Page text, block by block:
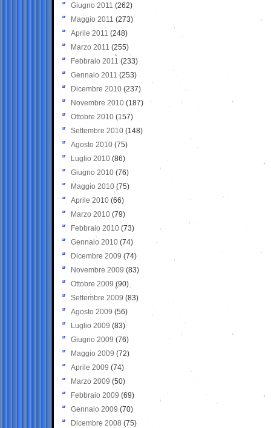
Giugno 2011 (262)
Maggio 2011 (273)
Aprile 2011 (248)
Marzo 2011 (255)
Febbraio 2011 (233)
Gennaio 2011 (253)
Dicembre 2010 (237)
Novembre 2010 (187)
Ottobre 2010 (157)
Settembre 2010 (148)
Agosto 2010 (75)
Luglio 2010 (86)
Giugno 2010 (76)
Maggio 2010 (75)
Aprile 2010 (66)
Marzo 2010 (79)
Febbraio 2010 (73)
Gennaio 2010 (74)
Dicembre 2009 (74)
Novembre 2009 (83)
Ottobre 2009 (90)
Settembre 2009 (83)
Agosto 2009 (56)
Luglio 2009 (83)
Giugno 2009 (76)
Maggio 2009 (72)
Aprile 2009 (74)
Marzo 2009 (50)
Febbraio 2009 (69)
Gennaio 2009 (70)
Dicembre 2008 (75)